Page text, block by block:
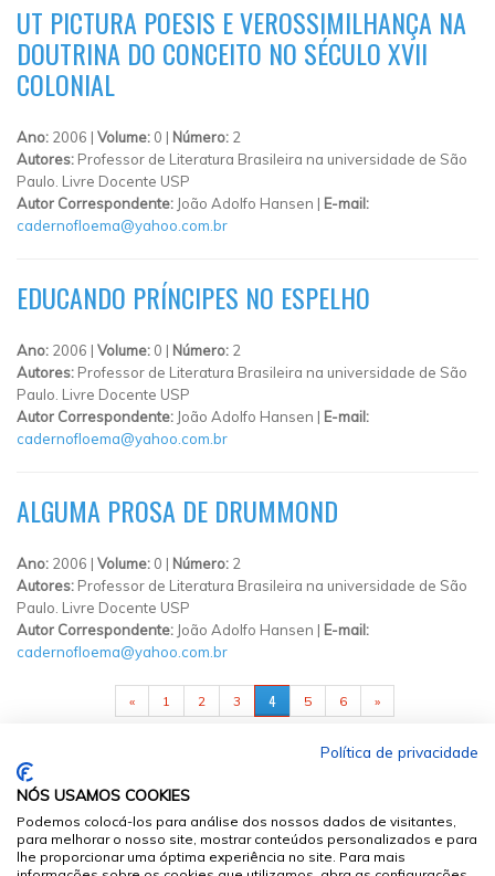
UT PICTURA POESIS E VEROSSIMILHANÇA NA
DOUTRINA DO CONCEITO NO SÉCULO XVII
COLONIAL
Ano: 2006 | Volume: 0 | Número: 2
Autores: Professor de Literatura Brasileira na universidade de São
Paulo. Livre Docente USP
Autor Correspondente: João Adolfo Hansen | E-mail:
cadernofloema@yahoo.com.br
EDUCANDO PRÍNCIPES NO ESPELHO
Ano: 2006 | Volume: 0 | Número: 2
Autores: Professor de Literatura Brasileira na universidade de São
Paulo. Livre Docente USP
Autor Correspondente: João Adolfo Hansen | E-mail:
cadernofloema@yahoo.com.br
ALGUMA PROSA DE DRUMMOND
Ano: 2006 | Volume: 0 | Número: 2
Autores: Professor de Literatura Brasileira na universidade de São
Paulo. Livre Docente USP
Autor Correspondente: João Adolfo Hansen | E-mail:
cadernofloema@yahoo.com.br
« 1 2 3 4 5 6 »
Política de privacidade
NÓS USAMOS COOKIES
Podemos colocá-los para análise dos nossos dados de visitantes,
para melhorar o nosso site, mostrar conteúdos personalizados e para
lhe proporcionar uma óptima experiência no site. Para mais